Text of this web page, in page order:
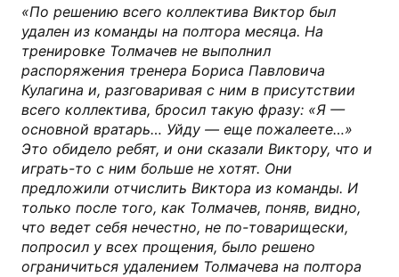
«По решению всего коллектива Виктор был
удален из команды на полтора месяца. На
тренировке Толмачев не выполнил
распоряжения тренера Бориса Павловича
Кулагина и, разговаривая с ним в присутствии
всего коллектива, бросил такую фразу: «Я —
основной вратарь… Уйду — еще пожалеете…»
Это обидело ребят, и они сказали Виктору, что и
играть-то с ним больше не хотят. Они
предложили отчислить Виктора из команды. И
только после того, как Толмачев, поняв, видно,
что ведет себя нечестно, не по-товарищески,
попросил у всех прощения, было решено
ограничиться удалением Толмачева на полтора